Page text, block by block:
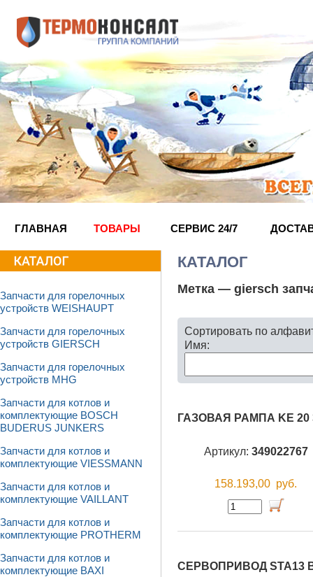
ГЛАВНАЯ ТОВАРЫ СЕРВИС 24/7
Запчасти для горелочных
устройств WEISHAUPT
Запчасти для горелочных
устройств GIERSCH
Запчасти для горелочных
устройств MHG
Запчасти для котлов и
комплектующие BOSCH
BUDERUS JUNKERS
Запчасти для котлов и
комплектующие VIESSMANN
Запчасти для котлов и
комплектующие VAILLANT
Запчасти для котлов и
комплектующие PROTHERM
Запчасти для котлов и
комплектующие BAXI
КАТАЛОГ
Метка — giersch
Сортировать по
Имя:
ГАЗОВАЯ РАМПА KE 20
Артикул: 349022767
158.193,00 руб.
СЕРВОПРИВОД STA13